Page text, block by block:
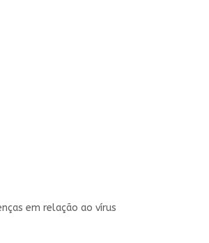
em relação ao vírus